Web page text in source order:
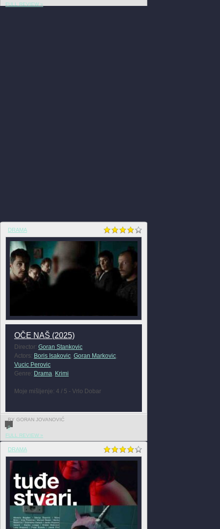
FULL REVIEW »
DRAMA
OČE NAŠ (2025)
Director: Goran Stankovic
Actors: Boris Isakovic, Goran Markovic,
Vucic Perovic
Genre: Drama, Krimi
Moje mišljenje: 4 / 5 - Vrlo Dobar
BY GORAN JOVANOVIĆ
0
FULL REVIEW »
DRAMA